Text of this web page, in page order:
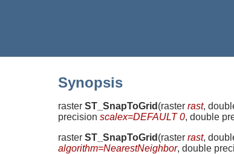
Synopsis
raster ST_SnapToGrid (raster rast,
precision scalex=DEFAULT 0, double
raster ST_SnapToGrid (raster rast,
algorithm=NearestNeighbor, double